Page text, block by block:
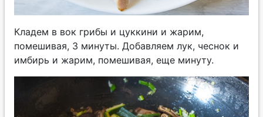
Кладем в вок грибы и цуккини и жарим,
помешивая, 3 минуты. Добавляем лук, чеснок и
имбирь и жарим, помешивая, еще минуту.